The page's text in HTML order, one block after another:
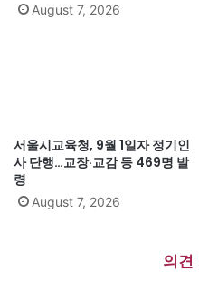
August 7, 2026
서울시교육청, 9월 1일자 정기인
사 단행…교장·교감 등 469명 발
령
August 7, 2026
의견